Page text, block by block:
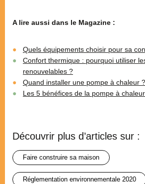
A lire aussi dans le Magazine :
Quels équipements choisir pour sa
Confort thermique : pourquoi utiliser
renouvelables ?
Quand installer une pompe à chaleur ?
Les 5 bénéfices de la pompe à
Découvrir plus d’articles sur :
faire construire sa maison
Réglementation environnementale 2020